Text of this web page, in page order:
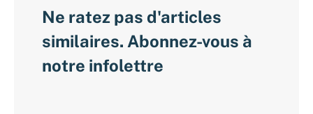
Ne ratez pas d'articles
similaires. Abonnez-vous à
notre infolettre